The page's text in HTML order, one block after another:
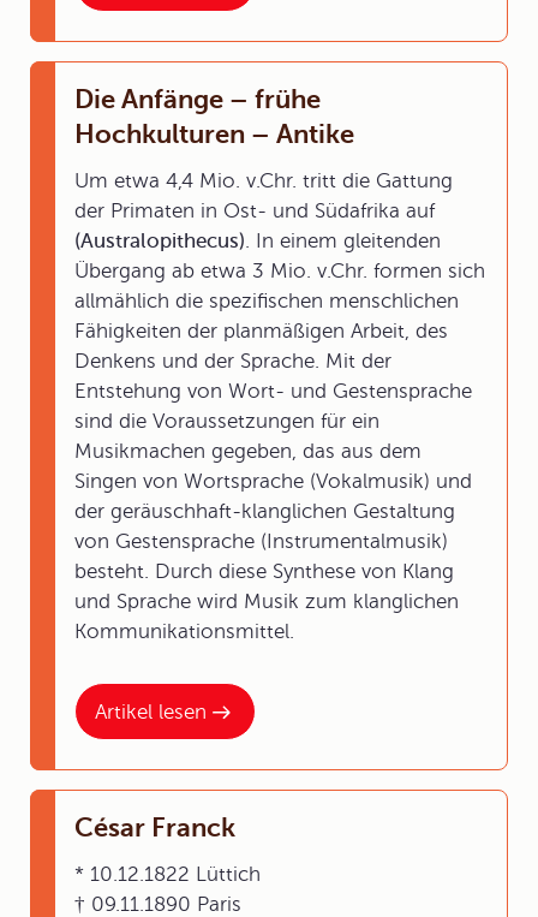
Artikel lesen
Die Anfänge – frühe
Hochkulturen – Antike
Um etwa 4,4 Mio. v.Chr. tritt die Gattung
der Primaten in Ost- und Südafrika auf
(Australopithecus). In einem gleitenden
Übergang ab etwa 3 Mio. v.Chr. formen sich
allmählich die spezifischen menschlichen
Fähigkeiten der planmäßigen Arbeit, des
Denkens und der Sprache. Mit der
Entstehung von Wort- und Gestensprache
sind die Voraussetzungen für ein
Musikmachen gegeben, das aus dem
Singen von Wortsprache (Vokalmusik) und
der geräuschhaft-klanglichen Gestaltung
von Gestensprache (Instrumentalmusik)
besteht. Durch diese Synthese von Klang
und Sprache wird Musik zum klanglichen
Kommunikationsmittel.
César Franck
* 10.12.1822 Lüttich
† 09.11.1890 Paris